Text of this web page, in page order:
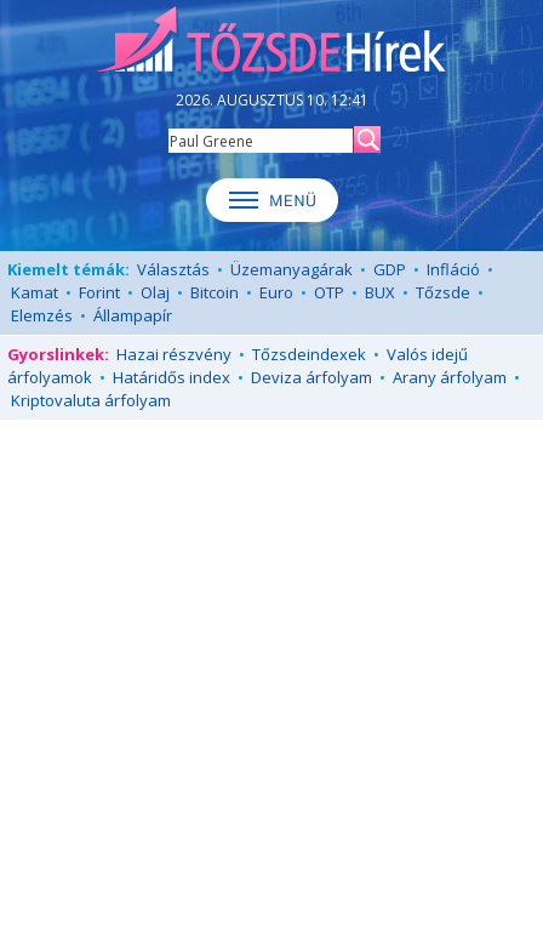
2026. AUGUSZTUS 10. 12:41
Kiemelt témák: Választás • Üzemanyagárak • GDP • Infláció •
Kamat • Forint • Olaj • Bitcoin • Euro • OTP • BUX • Tőzsde •
Elemzés • Állampapír
Gyorslinkek: Hazai részvény • Tőzsdeindexek • Valós idejű
árfolyamok • Határidős index • Deviza árfolyam • Arany árfolyam •
Kriptovaluta árfolyam